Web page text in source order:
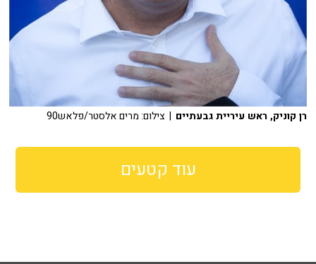
רן קוניק, ראש עיריית גבעתיים | צילום: מרים אלסטר/פלאש90
עוד קטעים